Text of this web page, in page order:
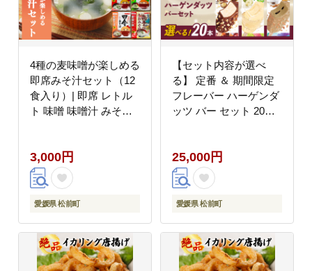
4種の麦味噌が楽しめる
即席みそ汁セット（12
食入り）| 即席 レトル
ト 味噌 味噌汁 みそ汁
らし 減塩 低塩 麦みそ
国産 大麦 大豆 味噌 み
そ 粒みそ 調味料 麹 こ
うじ 味噌汁 みそ汁 愛
まさきちょう ギノーみ
そ
3,000円
愛媛県 松前町
【セット内容が選べ
る】 定番 ＆ 期間限定
フレーバー ハーゲンダ
ッツ バー セット 20本
(20本)〉｜ハーゲンダ
ッツ ハーゲンダッツバ
ー アイスクリーム ギフ
ト セット 詰め合わせ
カデミア 愛媛県 松前町
25,000円
愛媛県 松前町